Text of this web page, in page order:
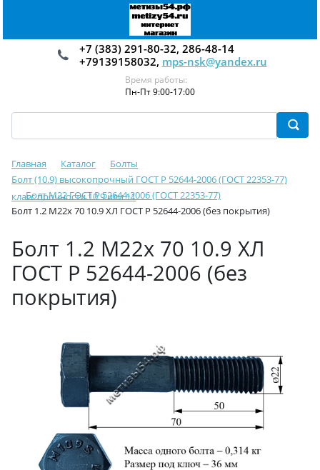
+7 (383) 291-80-32, 286-48-14
+79139158032, mps-nsk@yandex.ru
Время работы:
Пн-Пт 9:00-17:00
Главная Каталог
Болты
Болт (10.9) высокопрочный ГОСТ Р 52644-2006 (ГОСТ 22353-77)
класс прочности 10.9 или 11
Болт М22 ГОСТ Р 52644-2006 (ГОСТ 22353-77)
Болт 1.2 М22х 70 10.9 ХЛ ГОСТ Р 52644-2006 (без покрытия)
Болт 1.2 М22х 70 10.9 ХЛ
ГОСТ Р 52644-2006 (без
покрытия)